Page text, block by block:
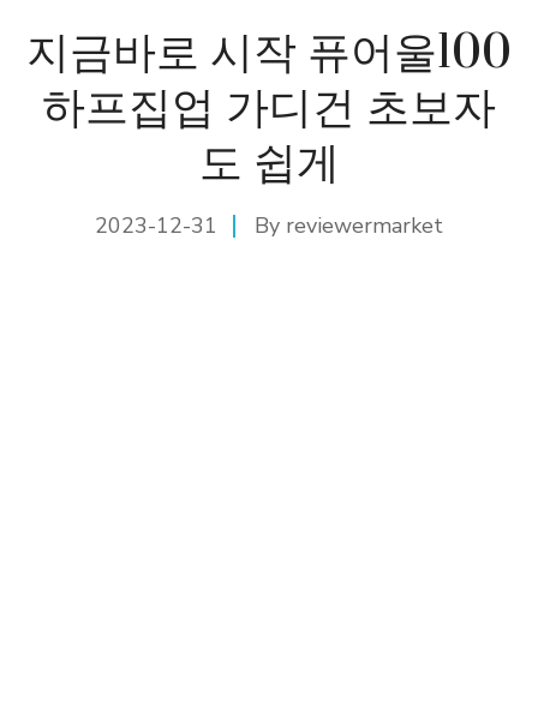
지금바로 시작 퓨어울100
하프집업 가디건 초보자
도 쉽게
2023-12-31 By reviewermarket